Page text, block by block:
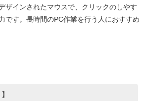
ザインされたマウスで、クリックのしやす
です。長時間のPC作業を行う人におすすめ